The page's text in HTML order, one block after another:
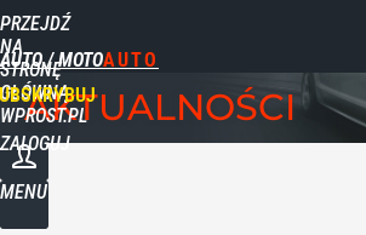
PRZEJDŹ
NA
STRONĘ
GŁÓWNĄ
WPROST.PL
AUTO / MOTO
ZALOGUJ
MENU
AKTUALNOŚCI